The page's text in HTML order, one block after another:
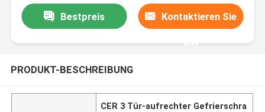
Bestpreis Kontaktieren Sie
uns
PRODUKT-BESCHREIBUNG
CER 3 Tür-aufrechter Gefrierschra